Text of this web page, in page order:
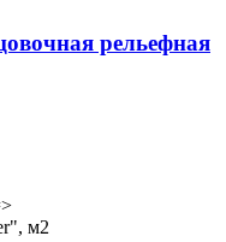
рельефная
м2